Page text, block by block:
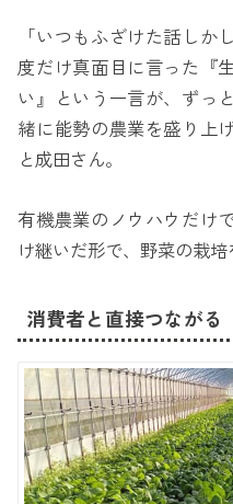
「いつもふざけた話しか
度だけ真面目に言った『
い』という一言が、ずっ
緒に能勢の農業を盛り上
と成田さん。
有機農業のノウハウだけ
け継いだ形で、野菜の栽培
消費者と直接つながる